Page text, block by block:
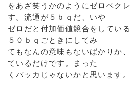
をあざ笑うかのようにゼロベク
す。流通が５ｂｑだ、いや
ゼロだと付加価値競合をしてい
５０ｂｑごときにしてみ
てもなんの意味もないばかりか
ているだけです。まった
くバッカじゃないかと思います。